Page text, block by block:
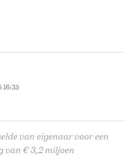
16:35
van eigenaar voor een
van € 3,2 miljoen